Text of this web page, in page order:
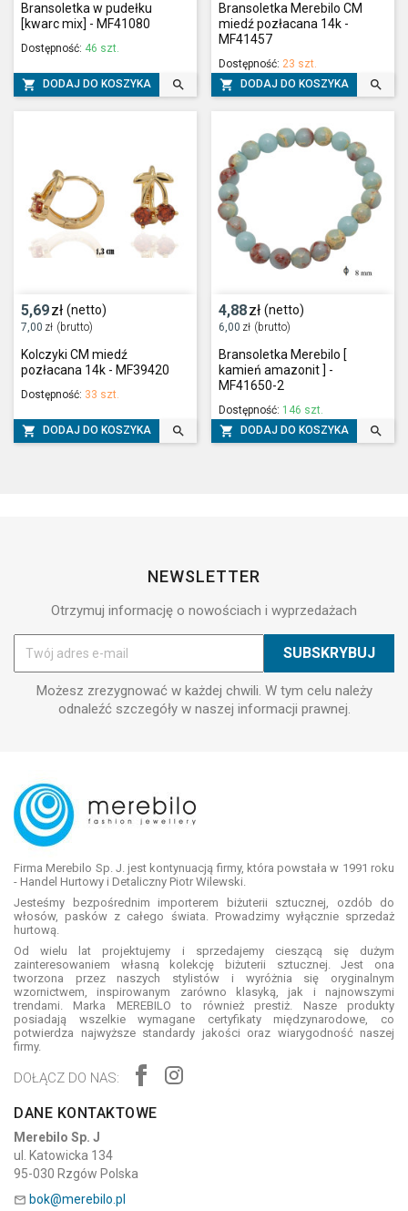
Bransoletka w pudełku
[kwarc mix] - MF41080
Dostępność: 46 szt.
 DODAJ DO KOSZYKA 
Bransoletka Merebilo CM
miedź pozłacana 14k -
MF41457
Dostępność: 23 szt.
 DODAJ DO KOSZYKA 
5,69zł (netto)
7,00 zł (brutto)
Kolczyki CM miedź
pozłacana 14k - MF39420
Dostępność: 33 szt.
 DODAJ DO KOSZYKA 
4,88zł (netto)
6,00 zł (brutto)
Bransoletka Merebilo [
kamień amazonit ] -
MF41650-2
Dostępność: 146 szt.
 DODAJ DO KOSZYKA 
NEWSLETTER
Otrzymuj informację o nowościach i wyprzedażach
Możesz zrezygnować w każdej chwili. W tym celu należy
odnaleźć szczegóły w naszej informacji prawnej.
Firma Merebilo Sp. J. jest kontynuacją firmy, która powstała w 1991 roku
- Handel Hurtowy i Detaliczny Piotr Wilewski.
Jesteśmy bezpośrednim importerem biżuterii sztucznej, ozdób do
włosów, pasków z całego świata. Prowadzimy wyłącznie sprzedaż
hurtową.
Od wielu lat projektujemy i sprzedajemy cieszącą się dużym
zainteresowaniem własną kolekcję biżuterii sztucznej. Jest ona
tworzona przez naszych stylistów i wyróżnia się oryginalnym
wzornictwem, inspirowanym zarówno klasyką, jak i najnowszymi
trendami. Marka MEREBILO to również prestiż. Nasze produkty
posiadają wszelkie wymagane certyfikaty międzynarodowe, co
potwierdza najwyższe standardy jakości oraz wiarygodność naszej
firmy.
DOŁĄCZ DO NAS:
DANE KONTAKTOWE
Merebilo Sp. J
ul. Katowicka 134
95-030 Rzgów Polska
 bok@merebilo.pl